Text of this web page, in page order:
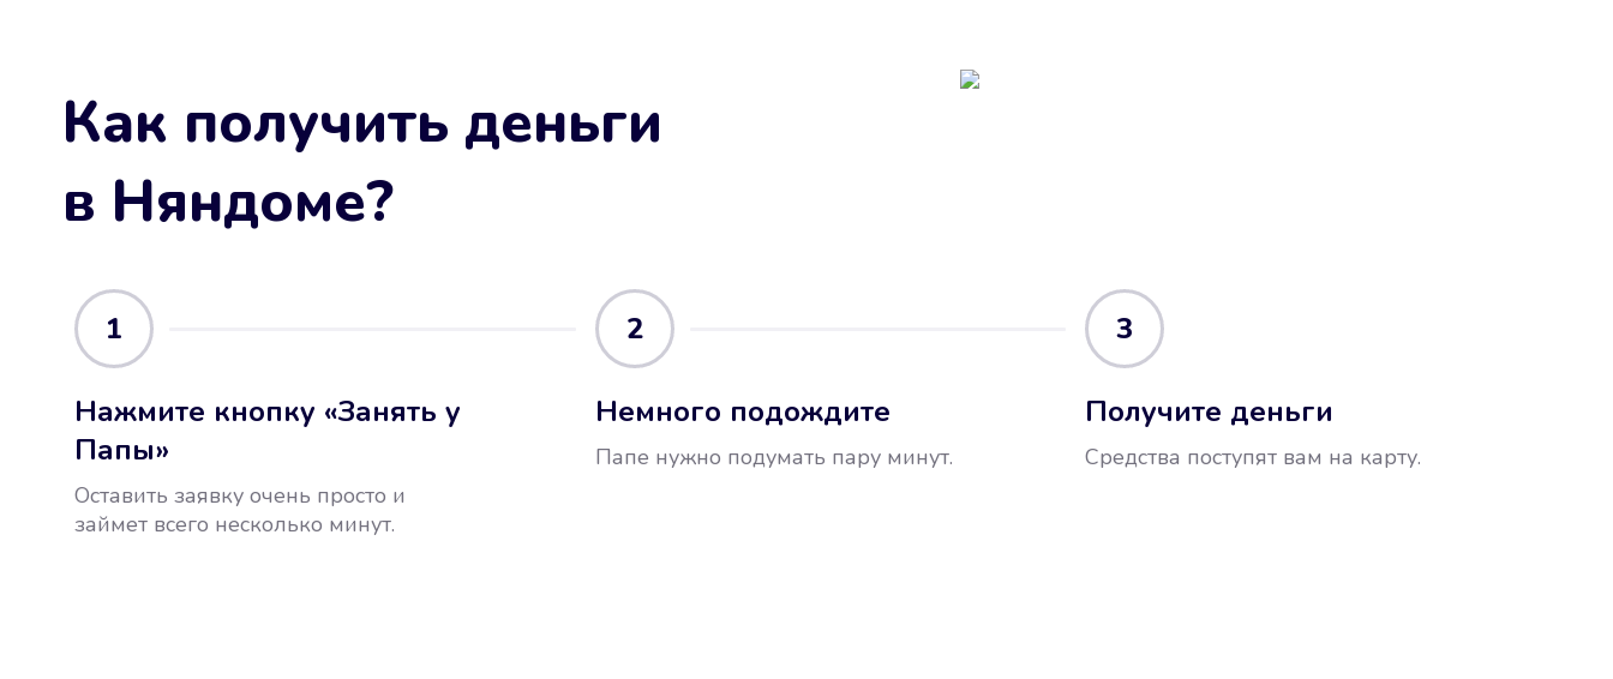
Как получить деньги
в Няндоме?
1
Нажмите кнопку «Занять у
Папы»
Оставить заявку очень просто и
займет всего несколько минут.
2
Немного подождите
Папе нужно подумать пару минут.
3
Получите деньги
Средства поступят вам на карту.